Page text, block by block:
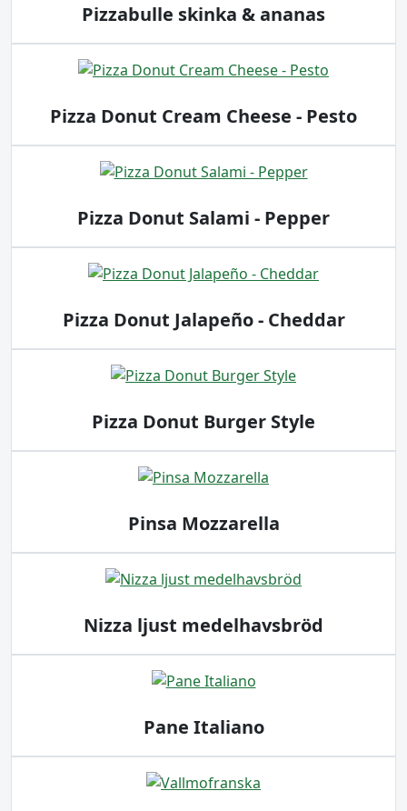
Pizzabulle skinka & ananas
Pizza Donut Cream Cheese - Pesto
Pizza Donut Salami - Pepper
Pizza Donut Jalapeño - Cheddar
Pizza Donut Burger Style
Pinsa Mozzarella
Nizza ljust medelhavsbröd
Pane Italiano